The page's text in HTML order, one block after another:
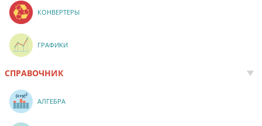
КОНВЕРТЕРЫ
ГРАФИКИ
СПРАВОЧНИК
АЛГЕБРА